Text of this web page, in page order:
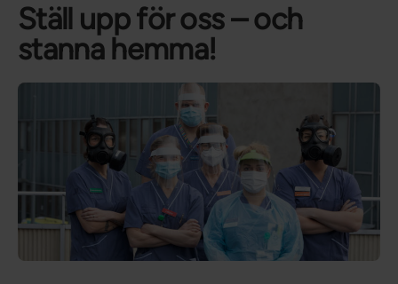
Ställ upp för oss – och
stanna hemma!